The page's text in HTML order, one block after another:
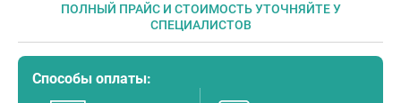
ПОЛНЫЙ ПРАЙС И СТОИМОСТЬ УТОЧНЯЙТЕ У
СПЕЦИАЛИСТОВ
Способы оплаты: